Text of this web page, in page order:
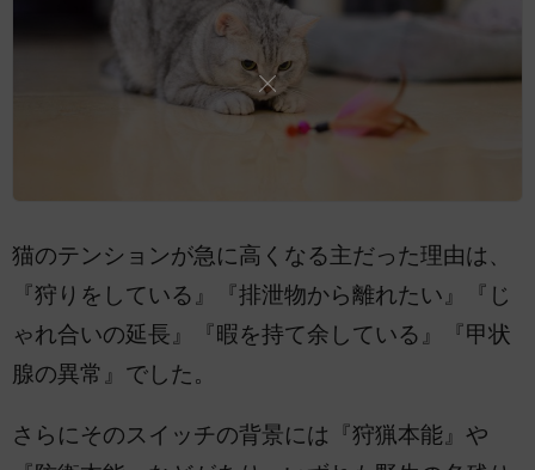
猫のテンションが急に高くなる主だった理由は、
『狩りをしている』『排泄物から離れたい』『じ
ゃれ合いの延長』『暇を持て余している』『甲状
腺の異常』でした。
さらにそのスイッチの背景には『狩猟本能』や